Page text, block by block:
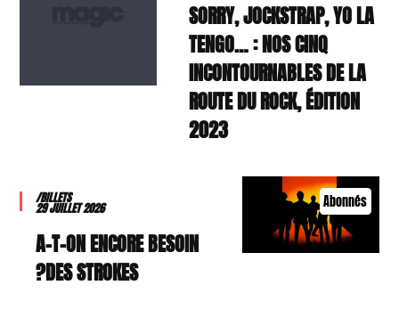
SORRY, JOCKSTRAP, YO LA
TENGO… : NOS CINQ
INCONTOURNABLES DE LA
ROUTE DU ROCK, ÉDITION
2023
Abonnés
/BILLETS
29 JUILLET 2026
A-T-ON ENCORE BESOIN
DES STROKES?